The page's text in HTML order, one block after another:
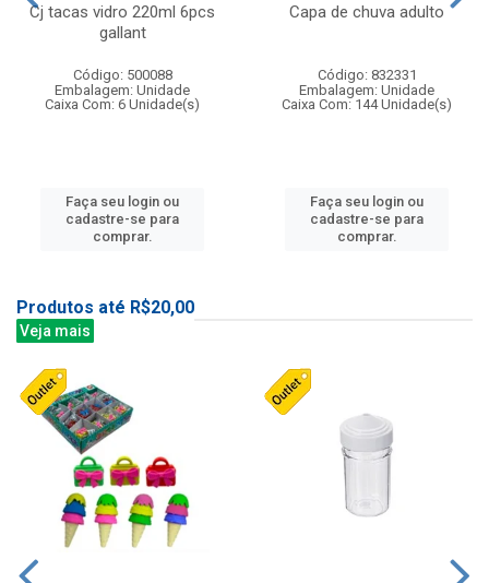
Cj tacas vidro 220ml 6pcs
gallant
Código: 500088
Embalagem: Unidade
Caixa Com: 6 Unidade(s)
Faça seu login ou
cadastre-se para
comprar.
Capa de chuva adulto
Código: 832331
Embalagem: Unidade
Caixa Com: 144 Unidade(s)
Faça seu login ou
cadastre-se para
comprar.
Produtos até R$20,00
Veja mais